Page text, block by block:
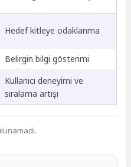
Hedef kitleye odaklanma
Belirgin bilgi gösterimi
Kullanıcı deneyimi ve
sıralama artışı